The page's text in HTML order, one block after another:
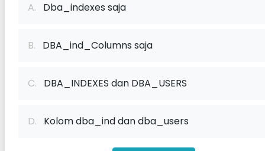
A. Dba_indexes saja
B. DBA_ind_Columns saja
C. DBA_INDEXES dan DBA_USERS
D. Kolom dba_ind dan dba_users